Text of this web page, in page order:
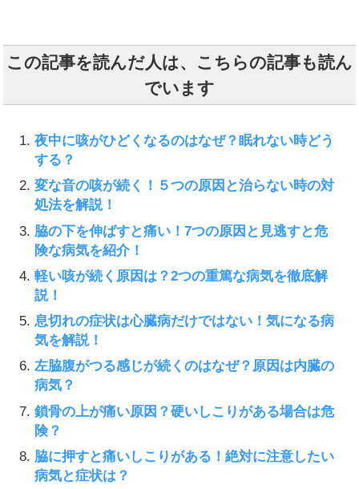
この記事を読んだ人は、こちらの記事も読ん
でいます
夜中に咳がひどくなるのはなぜ？眠れない時どう
する？
変な音の咳が続く！５つの原因と治らない時の対
処法を解説！
脇の下を伸ばすと痛い！7つの原因と見逃すと危
険な病気を紹介！
軽い咳が続く原因は？2つの重篤な病気を徹底解
説！
息切れの症状は心臓病だけではない！気になる病
気を解説！
左脇腹がつる感じが続くのはなぜ？原因は内臓の
病気？
鎖骨の上が痛い原因？硬いしこりがある場合は危
険？
脇に押すと痛いしこりがある！絶対に注意したい
病気と症状は？